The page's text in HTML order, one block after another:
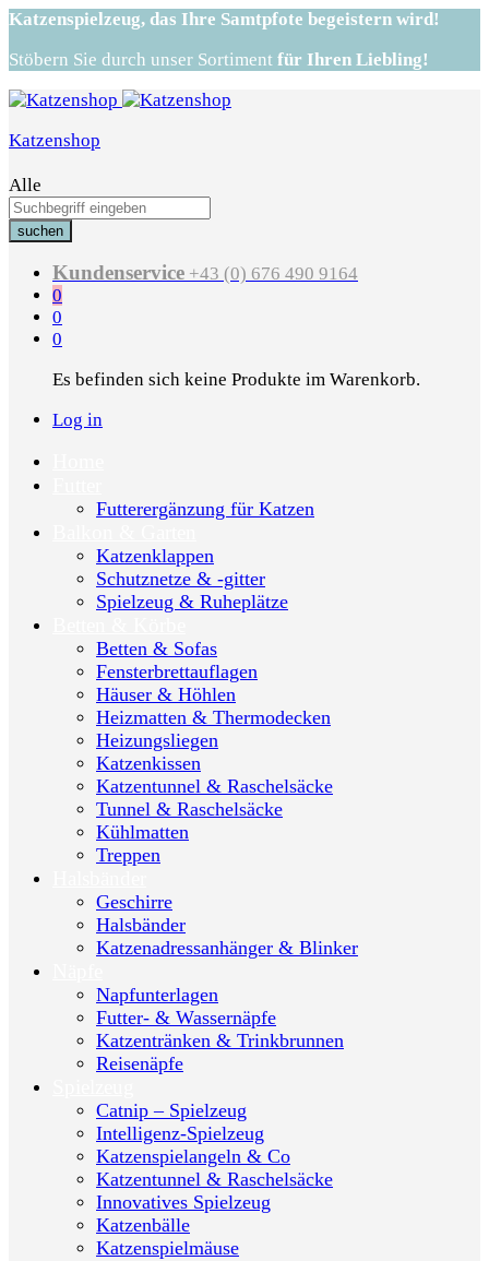
Katzenspielzeug, das Ihre Samtpfote begeistern wird!
Stöbern Sie durch unser Sortiment für Ihren Liebling!
Katzenshop
Alle
suchen
Kundenservice +43 (0) 676 490 9164
0
0
0
Es befinden sich keine Produkte im Warenkorb.
Log in
Futterergänzung für Katzen
Katzenklappen
Schutznetze & -gitter
Spielzeug & Ruheplätze
Betten & Sofas
Fensterbrettauflagen
Häuser & Höhlen
Heizmatten & Thermodecken
Heizungsliegen
Katzenkissen
Katzentunnel & Raschelsäcke
Tunnel & Raschelsäcke
Kühlmatten
Treppen
Geschirre
Halsbänder
Katzenadressanhänger & Blinker
Napfunterlagen
Futter- & Wassernäpfe
Katzentränken & Trinkbrunnen
Reisenäpfe
Catnip – Spielzeug
Intelligenz-Spielzeug
Katzenspielangeln & Co
Katzentunnel & Raschelsäcke
Innovatives Spielzeug
Katzenbälle
Katzenspielmäuse